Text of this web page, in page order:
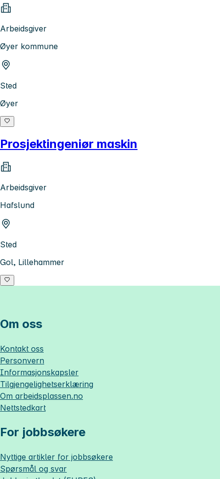
Arbeidsgiver
Øyer kommune
Sted
Øyer
Prosjektingeniør maskin
Arbeidsgiver
Hafslund
Sted
Gol, Lillehammer
Om oss
Kontakt oss
Personvern
Informasjonskapsler
Tilgjengelighetserklæring
Om arbeidsplassen.no
Nettstedkart
For jobbsøkere
Nyttige artikler for jobbsøkere
Spørsmål og svar